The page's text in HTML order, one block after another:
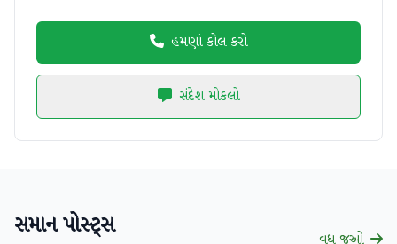
હમણાં કોલ કરો
સંદેશ મોકલો
સમાન પોસ્ટ્સ